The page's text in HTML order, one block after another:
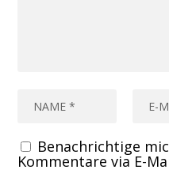
Benachrichtige
Kommentare via E-